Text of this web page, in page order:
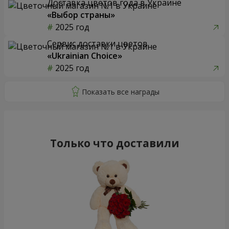
Доставка цветов года в Украине
«Выбор страны»
2025 год
Сервис доставки цветов
«Ukrainian Choice»
2025 год
Только что доставили